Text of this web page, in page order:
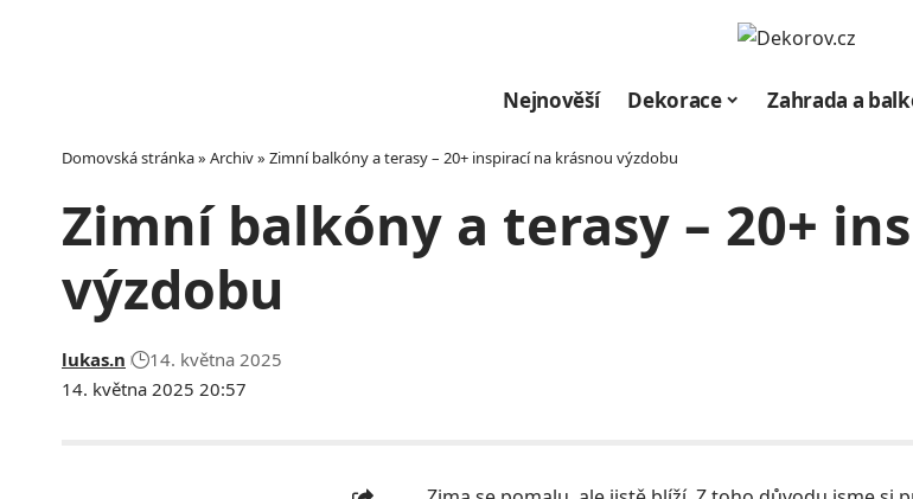
Nejnověší Dekorace Zahrada a
Domovská stránka» Archiv» Zimní balkóny a terasy – 20+ inspirací na krásnou výzdobu
Zimní balkóny a terasy – 20+
výzdobu
14. května 2025 20:57
lukas.n 14. května 2025